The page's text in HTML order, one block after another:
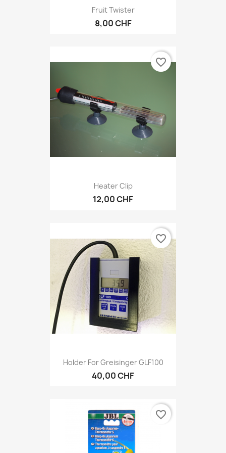
Fruit Twister
8,00 CHF
Heater Clip
12,00 CHF
favorite_border
Holder For Greisinger GLF100
40,00 CHF
favorite_border
favorite_border